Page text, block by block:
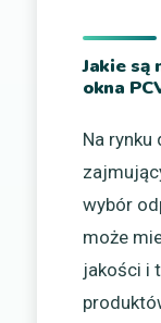
Jakie są
okna
Na
wybór
może
jakości i